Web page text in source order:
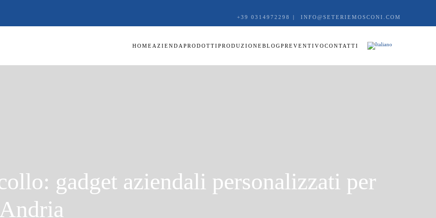
+39 0314972298 | INFO@SETERIEMOSCONI.COM
HOME AZIENDA PRODOTTIPRODUZIONEBLOGPREVENTIVOCONTATTI
gadget aziendali personalizzati per